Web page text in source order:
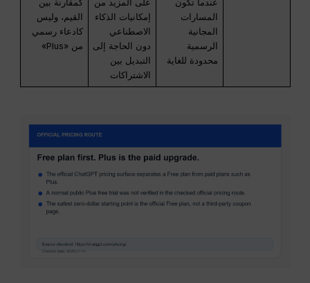
عندما تكون
المسارات
المجانية
الرسمية
محدودة للغاية
على المزيد من
إمكانيات الذكاء
الاصطناعي
دون الحاجة إلى
التبديل بين
الاشتراكات
كمقارنة بين
القيم، وليس
كادعاء رسمي
من «Plus»